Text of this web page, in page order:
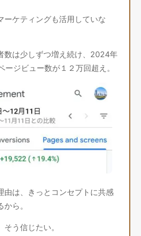
ーケティングも活用していな
数は少しずつ増え続け、2024年
ージビュー数が１２万回超え。
由は、きっとコンセプトに共感
ら。
う信じたい。